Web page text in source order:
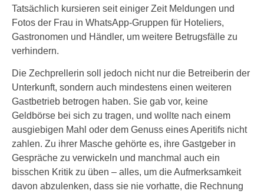
Tatsächlich kursieren seit einiger Zeit Meldungen und
Fotos der Frau in WhatsApp-Gruppen für Hoteliers,
Gastronomen und Händler, um weitere Betrugsfälle zu
verhindern.
Die Zechprellerin soll jedoch nicht nur die Betreiberin der
Unterkunft, sondern auch mindestens einen weiteren
Gastbetrieb betrogen haben. Sie gab vor, keine
Geldbörse bei sich zu tragen, und wollte nach einem
ausgiebigen Mahl oder dem Genuss eines Aperitifs nicht
zahlen. Zu ihrer Masche gehörte es, ihre Gastgeber in
Gespräche zu verwickeln und manchmal auch ein
bisschen Kritik zu üben – alles, um die Aufmerksamkeit
davon abzulenken, dass sie nie vorhatte, die Rechnung